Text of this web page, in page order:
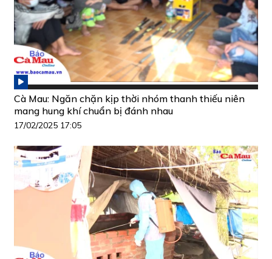
Cà Mau: Ngăn chặn kịp thời nhóm thanh thiếu niên
mang hung khí chuẩn bị đánh nhau
17/02/2025 17:05